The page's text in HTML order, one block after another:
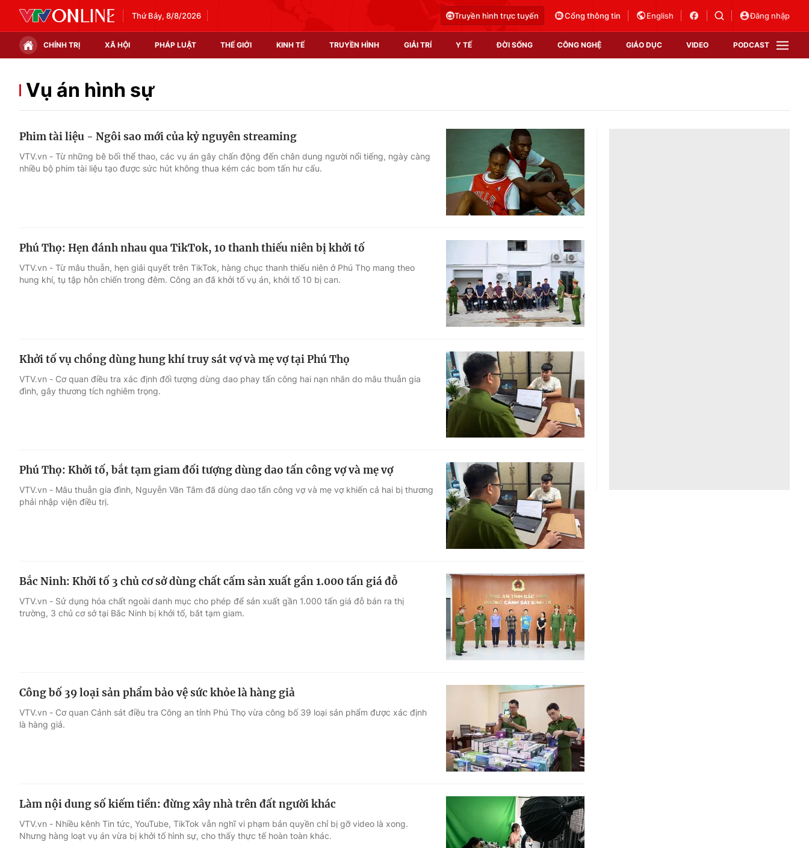
Thứ Bảy, 8/8/2026 Truyền hình trực tuyến Cổng thông tin English Đăng nhập
CHÍNH TRỊ XÃ HỘI PHÁP LUẬT THẾ GIỚI KINH TẾ TRUYỀN HÌNH GIẢI TRÍ Y TẾ ĐỜI SỐNG CÔNG NGHỆ GIÁO DỤC VIDEO PODCAST
Chính trị
Thế giới đó đây
Thị trường
Hậu trường
Giải sao mai
Video
Shorts video
Podcast
EMagazine
Photo
Infographic
Góc ảnh
Điện ảnh
Âm nhạc
Sao
Du lịch
Làm đẹp
Tuyển sinh
Học trực tuyến
Công nghệ
Hitech Công nghệ tương lai
Sản phẩm
Thị trường
Tư vấn
VTV Sức khoẻ
Vụ án hình sự
Phim tài liệu - Ngôi sao mới của kỷ nguyên streaming
VTV.vn - Từ những bê bối thể thao, các vụ án gây chấn động đến chân dung người nổi tiếng, ngày càng
nhiều bộ phim tài liệu tạo được sức hút không thua kém các bom tấn hư cấu.
Phú Thọ: Hẹn đánh nhau qua TikTok, 10 thanh thiếu niên bị khởi tố
VTV.vn - Từ mâu thuẫn, hẹn giải quyết trên TikTok, hàng chục thanh thiếu niên ở Phú Thọ mang theo
hung khí, tụ tập hỗn chiến trong đêm. Công an đã khởi tố vụ án, khởi tố 10 bị can.
Khởi tố vụ chồng dùng hung khí truy sát vợ và mẹ vợ tại Phú Thọ
VTV.vn - Cơ quan điều tra xác định đối tượng dùng dao phay tấn công hai nạn nhân do mâu thuẫn gia
đình, gây thương tích nghiêm trọng.
Phú Thọ: Khởi tố, bắt tạm giam đối tượng dùng dao tấn công vợ và mẹ vợ
VTV.vn - Mâu thuẫn gia đình, Nguyễn Văn Tâm đã dùng dao tấn công vợ và mẹ vợ khiến cả hai bị thương
phải nhập viện điều trị.
Bắc Ninh: Khởi tố 3 chủ cơ sở dùng chất cấm sản xuất gần 1.000 tấn giá đỗ
VTV.vn - Sử dụng hóa chất ngoài danh mục cho phép để sản xuất gần 1.000 tấn giá đỗ bán ra thị
trường, 3 chủ cơ sở tại Bắc Ninh bị khởi tố, bắt tạm giam.
Công bố 39 loại sản phẩm bảo vệ sức khỏe là hàng giả
VTV.vn - Cơ quan Cảnh sát điều tra Công an tỉnh Phú Thọ vừa công bố 39 loại sản phẩm được xác định
là hàng giả.
Làm nội dung số kiếm tiền: đừng xây nhà trên đất người khác
VTV.vn - Nhiều kênh Tin tức, YouTube, TikTok vẫn nghĩ vi phạm bản quyền chỉ bị gỡ video là xong.
Nhưng hàng loạt vụ án vừa bị khởi tố hình sự, cho thấy thực tế hoàn toàn khác.